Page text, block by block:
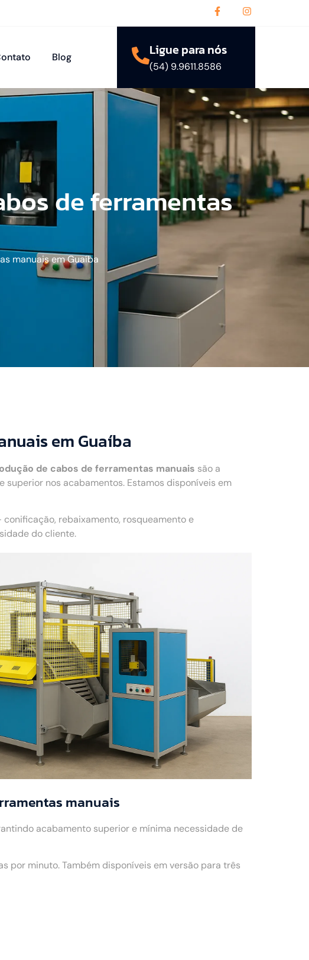
Blog Ligue para nós
(54) 9.9611.8586
de ferramentas
manuais em Guaíba
em Guaíba
de cabos de ferramentas manuais são a
nos acabamentos. Estamos disponíveis em
rebaixamento, rosqueamento e
do cliente.
manuais
acabamento superior e mínima necessidade de
por minuto. Também disponíveis em versão para três